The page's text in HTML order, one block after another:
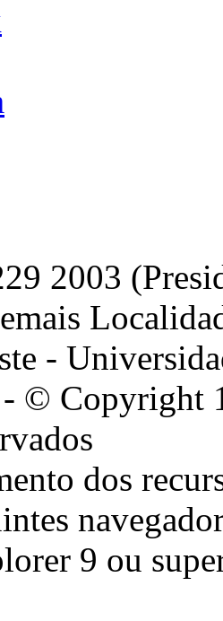
2003
-
© Copyright
dos
9 ou